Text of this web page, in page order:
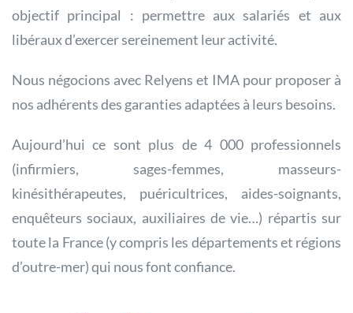
objectif principal : permettre aux salariés et aux
libéraux d’exercer sereinement leur activité.
Nous négocions avec Relyens et IMA pour proposer à
nos adhérents des garanties adaptées à leurs besoins.
Aujourd’hui ce sont plus de 4 000 professionnels
(infirmiers, sages-femmes, masseurs-
kinésithérapeutes, puéricultrices, aides-soignants,
enquêteurs sociaux, auxiliaires de vie…) répartis sur
toute la France (y compris les départements et régions
d’outre-mer) qui nous font confiance.